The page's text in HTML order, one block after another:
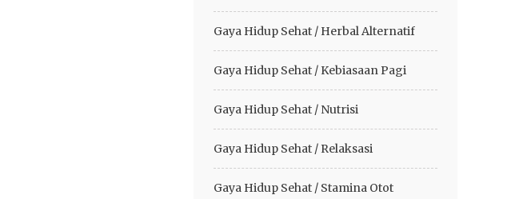
Gaya Hidup Sehat / Herbal Alternatif
Gaya Hidup Sehat / Kebiasaan Pagi
Gaya Hidup Sehat / Nutrisi
Gaya Hidup Sehat / Relaksasi
Gaya Hidup Sehat / Stamina Otot